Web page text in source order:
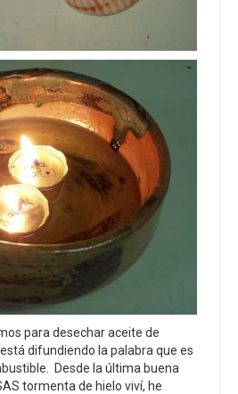
para desechar aceite de
difundiendo la palabra que es
Desde la última buena
tormenta de hielo viví, he